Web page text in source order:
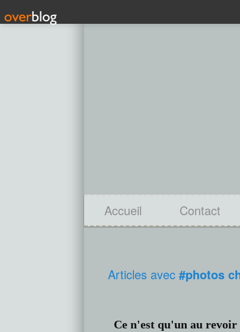
Accueil Contact
Articles avec #photos
Ce n'est qu'un au revoir